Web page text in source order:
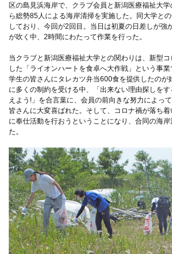
区の島見浜海岸で、クラブ会員と新潟医療福祉大
ら総勢85人による海岸清掃を実施した。同大学と
しており、今回が2回目。当日は初夏の日差しが強
が吹く中、2時間にわたって作業を行った。
当クラブと新潟医療福祉大学との関わりは、新型
した「ライオンハートを食卓へ大作戦」という事
学生の皆さんにタレカツ弁当600食を提供したのが
に多くの制約を受ける中、「出来ない理由探しを
えよう!」を合言葉に、会員の前向きな努力によっ
皆さんに大変喜ばれた。そして、コロナ禍が落ち
に奉仕活動を行おうということになり、合同の海
た。